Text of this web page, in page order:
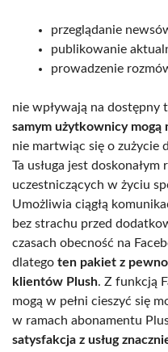
przeglądanie
publikowanie
prowadzenie
nie wpływają na dostępny
samym użytkownicy mogą
nie martwiąc się o zużycie
Ta usługa jest
uczestniczących w życiu
Umożliwia ciągłą
bez strachu przed
czasach obecność na
dlatego ten pakiet z
klientów Plush. Z funkcją
mogą w pełni cieszyć się
w ramach abonamentu
satysfakcja z usług